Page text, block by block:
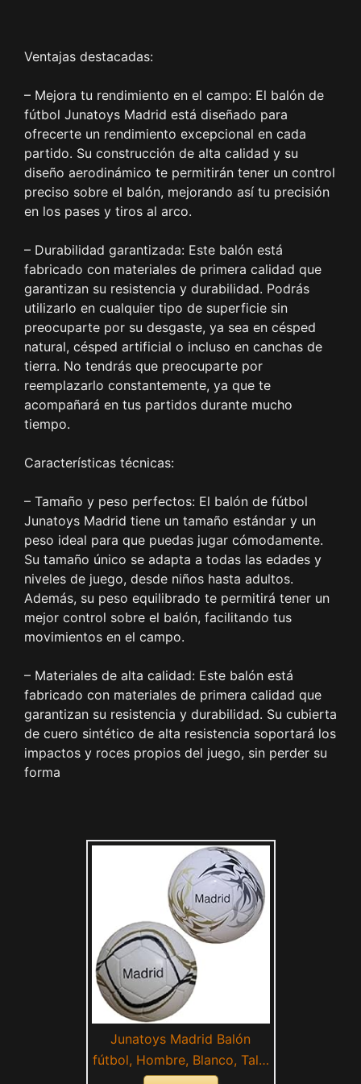
Ventajas destacadas:
– Mejora tu rendimiento en el campo: El balón de
fútbol Junatoys Madrid está diseñado para
ofrecerte un rendimiento excepcional en cada
partido. Su construcción de alta calidad y su
diseño aerodinámico te permitirán tener un control
preciso sobre el balón, mejorando así tu precisión
en los pases y tiros al arco.
– Durabilidad garantizada: Este balón está
fabricado con materiales de primera calidad que
garantizan su resistencia y durabilidad. Podrás
utilizarlo en cualquier tipo de superficie sin
preocuparte por su desgaste, ya sea en césped
natural, césped artificial o incluso en canchas de
tierra. No tendrás que preocuparte por
reemplazarlo constantemente, ya que te
acompañará en tus partidos durante mucho
tiempo.
Características técnicas:
– Tamaño y peso perfectos: El balón de fútbol
Junatoys Madrid tiene un tamaño estándar y un
peso ideal para que puedas jugar cómodamente.
Su tamaño único se adapta a todas las edades y
niveles de juego, desde niños hasta adultos.
Además, su peso equilibrado te permitirá tener un
mejor control sobre el balón, facilitando tus
movimientos en el campo.
– Materiales de alta calidad: Este balón está
fabricado con materiales de primera calidad que
garantizan su resistencia y durabilidad. Su cubierta
de cuero sintético de alta resistencia soportará los
impactos y roces propios del juego, sin perder su
forma
Junatoys Madrid Balón
fútbol, Hombre, Blanco, Talla